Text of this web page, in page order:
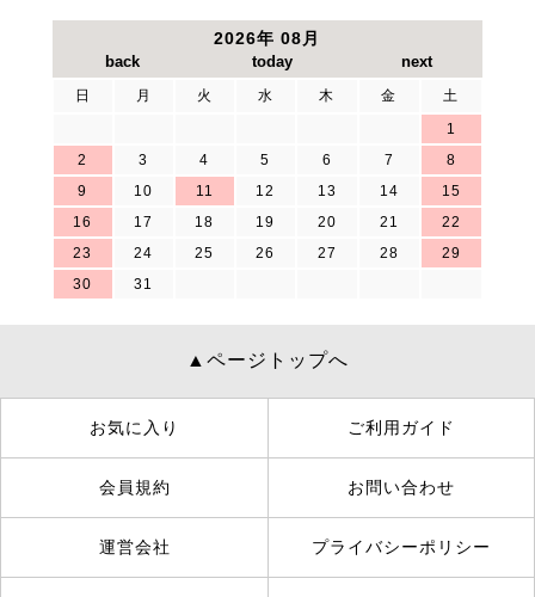
2026年 08月
日 月 火 水 木 金
土
1
2
3 4 5 6 7
8
9
10 11 12 13 14
15
16
17 18 19 20 21
22
23
24 25 26 27 28
29
30
31
▲ページトップへ
お気に入り ご利用ガイド
会員規約 お問い合わせ
運営会社 プライバシーポリシー